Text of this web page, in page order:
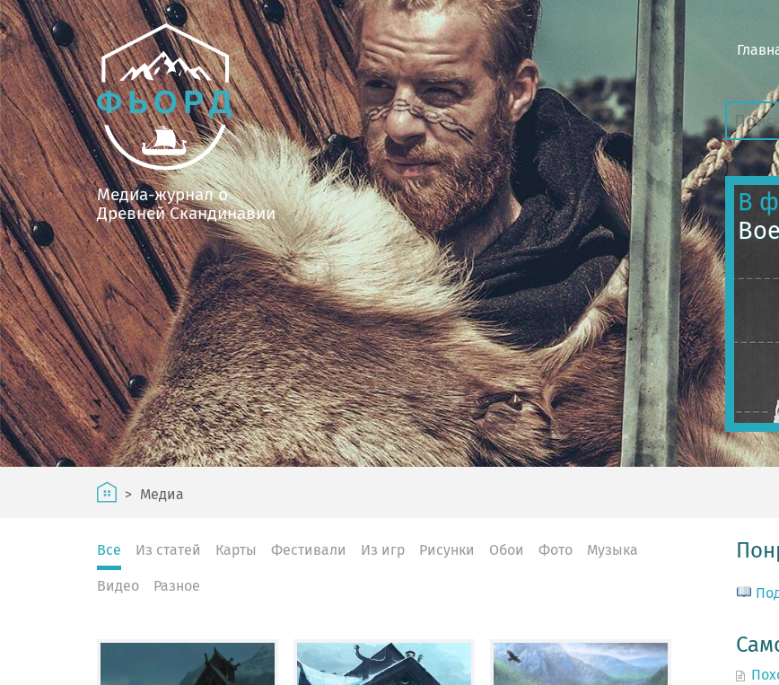
Медиа-журнал о
Древней Скандинавии
В
> Медиа
Все Из статей Карты Фестивали Из игр Рисунки Обои Фото Музыка
Видео Разное